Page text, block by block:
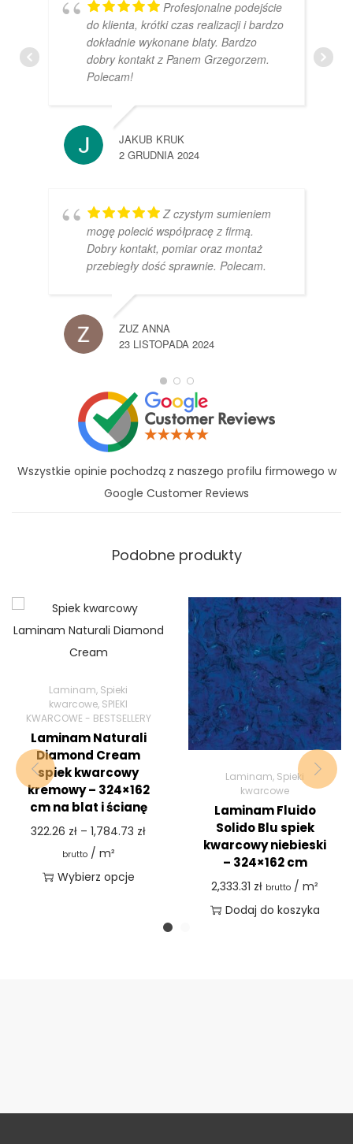
Profesjonalne podejście
do klienta, krótki czas realizacji i bardzo
dokładnie wykonane blaty. Bardzo
dobry kontakt z Panem Grzegorzem.
Polecam!
JAKUB KRUK
2 GRUDNIA 2024
Z czystym sumieniem
mogę polecić współpracę z firmą.
Dobry kontakt, pomiar oraz montaż
przebiegły dość sprawnie. Polecam.
ZUZ ANNA
23 LISTOPADA 2024
Wszystkie opinie pochodzą z naszego profilu firmowego w
Google Customer Reviews
Podobne produkty
Laminam, Spieki
kwarcowe, SPIEKI
KWARCOWE - BESTSELLERY
Laminam Naturali
Diamond Cream
spiek kwarcowy
kremowy – 324×162
cm na blat i ścianę
322.26 zł – 1,784.73 zł
brutto/ m²
Wybierz opcje
Laminam, Spieki
kwarcowe
Laminam Fluido
Solido Blu spiek
kwarcowy niebieski
– 324×162 cm
2,333.31 zł brutto / m²
Dodaj do koszyka